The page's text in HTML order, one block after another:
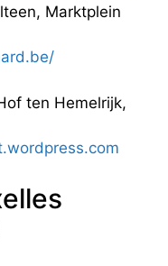
Marktplein
ten Hemelrijk,